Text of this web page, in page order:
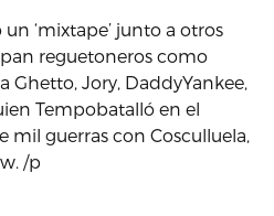
‘mixtape’ junto a otros
reguetoneros como
Ghetto, Jory, DaddyYankee,
Tempobatalló en el
mil guerras con Cosculluela,
/p